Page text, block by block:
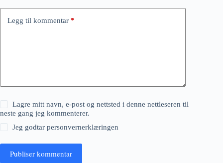
Legg til kommentar *
Lagre mitt navn, e-post og nettsted i denne nettleseren til
neste gang jeg kommenterer.
Jeg godtarpersonvernerklæringen
Publiser kommentar